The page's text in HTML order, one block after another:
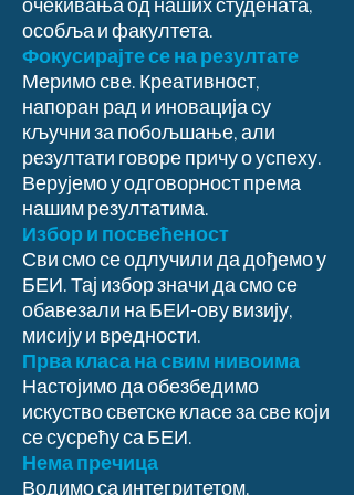
особља и факултета.
Фокусирајте се на резултате
Меримо све. Креативност,
напоран рад и иновација су
кључни за побољшање, али
резултати говоре причу о успеху.
Верујемо у одговорност према
нашим резултатима.
Избор и посвећеност
Сви смо се одлучили да дођемо у
БЕИ. Тај избор значи да смо се
обавезали на БЕИ-ову визију,
мисију и вредности.
Прва класа на свим нивоима
Настојимо да обезбедимо
искуство светске класе за све који
се сусрећу са БЕИ.
Нема пречица
Водимо са интегритетом.